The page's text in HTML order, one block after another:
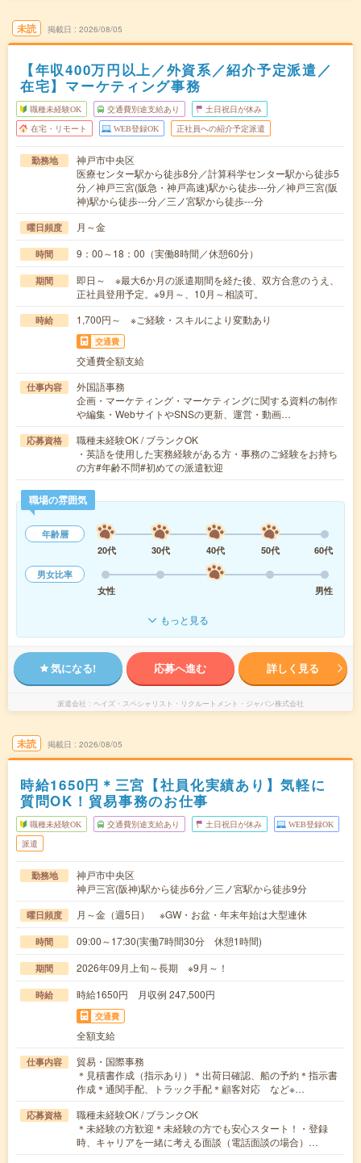
未読 掲載日 2026/08/05
【年収400万円以上／外資系／紹介予定派遣／
在宅】マーケティング事務
職種未経験OK 交通費別途支給あり 土日祝日が休み
在宅・リモート WEB登録OK 正社員への紹介予定派遣
勤務地
神戸市中央区
医療センター駅から徒歩8分／計算科学センター駅から徒歩5
分／神戸三宮(阪急・神戸高速)駅から徒歩---分／神戸三宮(阪
神)駅から徒歩---分／三ノ宮駅から徒歩---分
曜日頻度 月～金
時間 9：00～18：00（実働8時間／休憩60分）
期間
即日～ ※最大6か月の派遣期間を経た後、双方合意のうえ、
正社員登用予定。※9月～、10月～相談可。
時給 1,700円～ ※ご経験・スキルにより変動あり
交通費
交通費全額支給
仕事内容
外国語事務
企画・マーケティング・マーケティングに関する資料の制作
や編集・WebサイトやSNSの更新、運営・動画…
応募資格
職種未経験OK / ブランクOK
・英語を使用した実務経験がある方・事務のご経験をお持ち
の方#年齢不問#初めての派遣歓迎
職場の雰囲気
年齢層
20代
30代 40代 50代
60代
男女比率
女性
男性
もっと見る
気になる! 応募へ進む 詳しく見る
派遣会社 ヘイズ・スペシャリスト・リクルートメント・ジャパン株式会社
未読 掲載日 2026/08/05
時給1650円＊三宮【社員化実績あり】気軽に
質問OK！貿易事務のお仕事
職種未経験OK 交通費別途支給あり 土日祝日が休み WEB登録OK
派遣
勤務地
神戸市中央区
神戸三宮(阪神)駅から徒歩6分／三ノ宮駅から徒歩9分
曜日頻度 月～金（週5日） ※GW・お盆・年末年始は大型連休
時間 09:00～17:30(実働7時間30分 休憩1時間)
期間 2026年09月上旬～長期 ※9月～！
時給 時給1650円 月収例 247,500円
交通費
全額支給
仕事内容
貿易・国際事務
＊見積書作成（指示あり）＊出荷日確認、船の予約＊指示書
作成＊通関手配、トラック手配＊顧客対応 など※…
応募資格
職種未経験OK / ブランクOK
＊未経験の方歓迎＊未経験の方でも安心スタート！・登録
時、キャリアを一緒に考える面談（電話面談の場合）…